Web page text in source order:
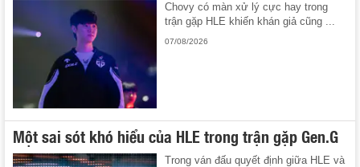
Chovy có màn xử lý cực hay trong
trận gặp HLE khiến khán giả cũng ...
07/08/2026
Một sai sót khó hiểu của HLE trong trận gặp Gen.G
Trong ván đấu quyết định giữa HLE và